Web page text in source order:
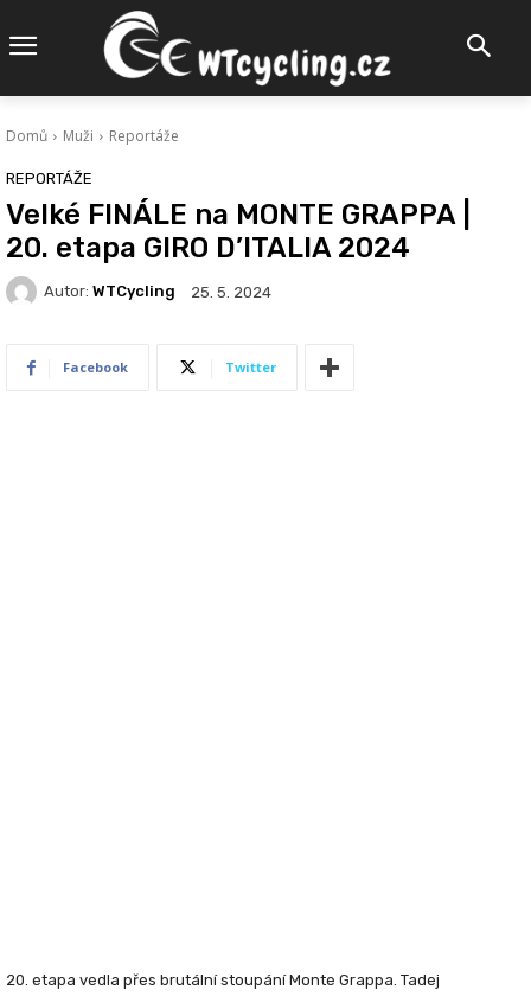
Domů Muži Reportáže
REPORTÁŽE
Velké FINÁLE na MONTE GRAPPA |
20. etapa GIRO D’ITALIA 2024
Autor: WTCycling 25. 5. 2024
Facebook Twitter
20. etapa vedla přes brutální stoupání Monte Grappa. Tadej